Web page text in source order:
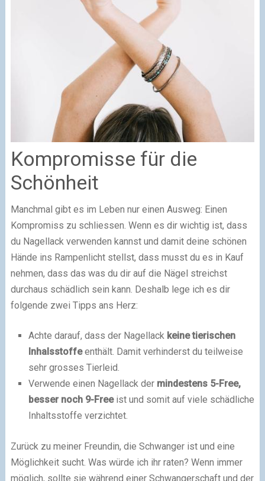
Kompromisse für die
Schönheit
Manchmal gibt es im Leben nur einen Ausweg: Einen
Kompromiss zu schliessen. Wenn es dir wichtig ist, dass
du Nagellack verwenden kannst und damit deine schönen
Hände ins Rampenlicht stellst, dass musst du es in Kauf
nehmen, dass das was du dir auf die Nägel streichst
durchaus schädlich sein kann. Deshalb lege ich es dir
folgende zwei Tipps ans Herz:
Achte darauf, dass der Nagellack keine tierischen
Inhalsstoffeenthält. Damit verhinderst du teilweise
sehr grosses Tierleid.
Verwende einen Nagellack der mindestens 5-Free,
besser noch 9-Free ist und somit auf viele schädliche
Inhaltsstoffe verzichtet.
Zurück zu meiner Freundin, die Schwanger ist und eine
Möglichkeit sucht. Was würde ich ihr raten? Wenn immer
möglich, sollte sie während einer Schwangerschaft und der